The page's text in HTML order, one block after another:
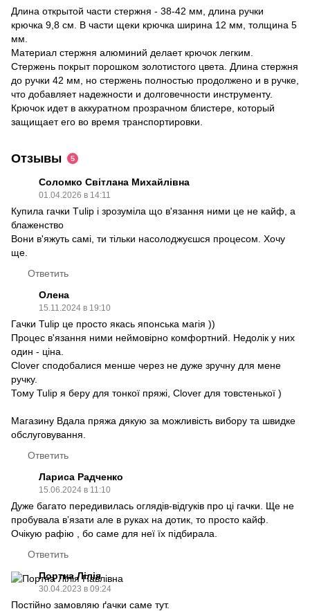
Длина открытой части стержня - 38-42 мм, длина ручки
крючка 9,8 см. В части щеки крючка ширина 12 мм, толщина 5
мм.
Материал стержня алюминий делает крючок легким.
Стержень покрыт порошком золотистого цвета. Длина стержня
до ручки 42 мм, но стержень полностью продолжено и в ручке,
что добавляет надежности и долговечности инструменту.
Крючок идет в аккуратном прозрачном блистере, который
защищает его во время транспортировки.
Отзывы 5
Соломко Світлана Михайлівна
01.04.2026 в 14:11
Купила гачки Тulip і зрозуміла що в'язання ними це не кайф, а
блаженство
Вони в'яжуть самі, ти тільки насолоджуєшся процесом. Хочу
ще.
Ответить
Олена
15.11.2024 в 19:10
Гачки Tulip це просто якась японська магія ))
Процес в'язання ними неймовірно комфортний. Недолік у них
один - ціна.
Clover сподобалися менше через не дуже зручну для мене
ручку.
Тому Tulip я беру для тонкої пряжі, Clover для товстенької )
Магазину Вдала пряжа дякую за можливість вибору та швидке
обслуговування.
Ответить
Лариса Радченко
15.06.2024 в 11:10
Дуже багато передивилась оглядів-відгуків про ці гачки. Ще не
пробувала вʼязати але в руках на дотик, то просто кайф.
Очікую рафію , бо саме для неї їх підбирала.
Ответить
Портна Лілія
30.04.2023 в 09:24
Постійно замовляю ґачки саме тут.